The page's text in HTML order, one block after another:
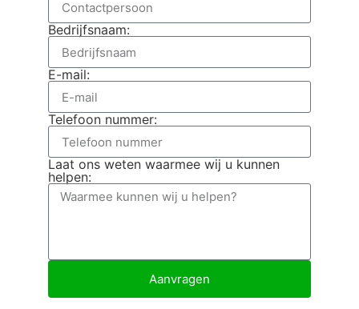
Bedrijfsnaam:
E-mail:
Telefoon nummer:
Laat ons weten waarmee wij u kunnen
helpen:
Aanvragen